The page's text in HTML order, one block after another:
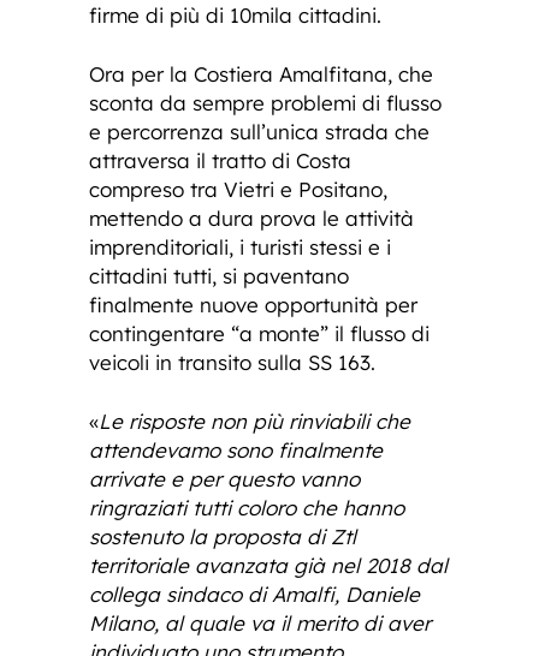
firme di più di 10mila cittadini.
Ora per la Costiera Amalfitana, che
sconta da sempre problemi di flusso
e percorrenza sull’unica strada che
attraversa il tratto di Costa
compreso tra Vietri e Positano,
mettendo a dura prova le attività
imprenditoriali, i turisti stessi e i
cittadini tutti, si paventano
finalmente nuove opportunità per
contingentare “a monte” il flusso di
veicoli in transito sulla SS 163.
«Le risposte non più rinviabili che
attendevamo sono finalmente
arrivate e per questo vanno
ringraziati tutti coloro che hanno
sostenuto la proposta di Ztl
territoriale avanzata già nel 2018 dal
collega sindaco di Amalfi, Daniele
Milano, al quale va il merito di aver